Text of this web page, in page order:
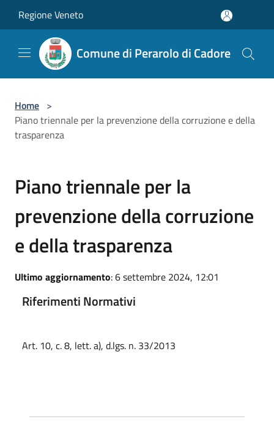
Regione Veneto
Comune di Perarolo di Cadore
Home >
Piano triennale per la prevenzione della corruzione e della
trasparenza
Piano triennale per la
prevenzione della corruzione
e della trasparenza
Ultimo aggiornamento: 6 settembre 2024, 12:01
Riferimenti Normativi
Art. 10, c. 8, lett. a), d.lgs. n. 33/2013